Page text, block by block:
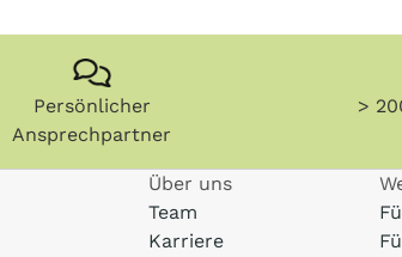
Persönlicher
Ansprechpartner
>
Über uns
Team
Karriere